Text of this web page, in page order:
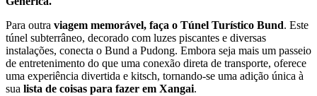
Para outra viagem memorável, faça o Túnel Turístico Bund. Este
túnel subterrâneo, decorado com luzes piscantes e diversas
instalações, conecta o Bund a Pudong. Embora seja mais um passeio
de entretenimento do que uma conexão direta de transporte, oferece
uma experiência divertida e kitsch, tornando-se uma adição única à
sua lista de coisas para fazer em Xangai.